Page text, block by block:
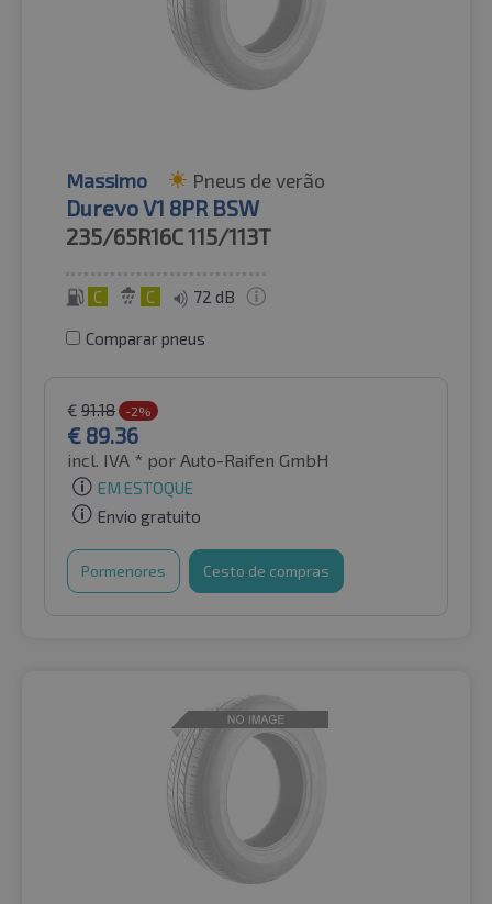
Massimo Pneus de verão
Durevo V1 8PR BSW
235/65R16C115/113T
C C 72 dB
Comparar pneus
€ 91.18 -2%
€ 89.36
incl. IVA * por Auto-Raifen GmbH
EM ESTOQUE
Envio gratuito
Pormenores Cesto de compras